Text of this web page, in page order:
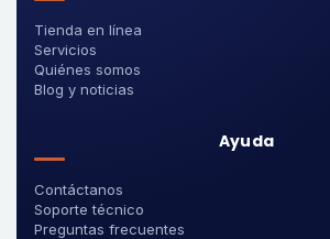
Tienda en línea
Servicios
Quiénes somos
Blog y noticias
Ayuda
Contáctanos
Soporte técnico
Preguntas frecuentes